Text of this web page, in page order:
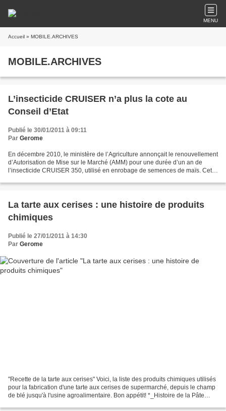
MENU
Accueil » MOBILE.ARCHIVES
MOBILE.ARCHIVES
L’insecticide CRUISER n’a plus la cote au
Conseil d’Etat
Publié le 30/01/2011 à 09:11
Par Gerome
En décembre 2010, le ministère de l’Agriculture annonçait le renouvellement
d’Autorisation de Mise sur le Marché (AMM) pour une durée d’un an de
l’insecticide CRUISER 350, utilisé en enrobage de semences de maïs. Cette
La tarte aux cerises : une histoire de produits
chimiques
Publié le 27/01/2011 à 14:30
Par Gerome
"Recette de la tarte aux cerises" Voici, la liste des produits chimiques utilisés
pour la fabrication d'une tarte aux cerises de supermarché, depuis le champ
de blé jusqu'à l'usine agroalimentaire. Bon appétit! *_Histoire de la Pâte